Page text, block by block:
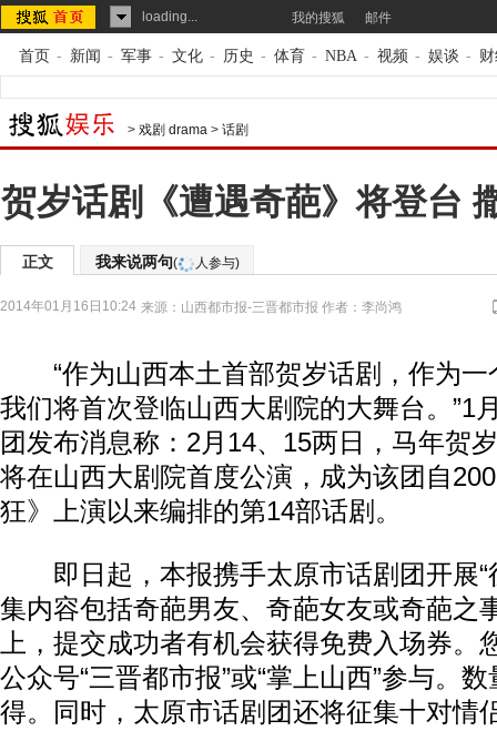
loading... 我的搜狐 邮件
首页 - 新闻 - 军事 - 文化 - 历史 - 体育 - NBA - 视频 - 娱谈 -
> 戏剧 drama > 话剧
贺岁话剧《遭遇奇葩》将登台
正文 我来说两句( 人参与)
2014年01月16日10:24 来源： 山西都市报-三晋都市报 作者：李尚鸿
“作为山西本土首部贺岁话剧，作为一
我们将首次登临山西大剧院的大舞台。”1
团发布消息称：2月14、15两日，马年贺
将在山西大剧院首度公演，成为该团自
狂》上演以来编排的第14部话剧。
即日起，本报携手太原市话剧团开展“
集内容包括奇葩男友、奇葩女友或奇葩之
上，提交成功者有机会获得免费入场券。
公众号“三晋都市报”或“掌上山西”参与。
得。同时，太原市话剧团还将征集十对情